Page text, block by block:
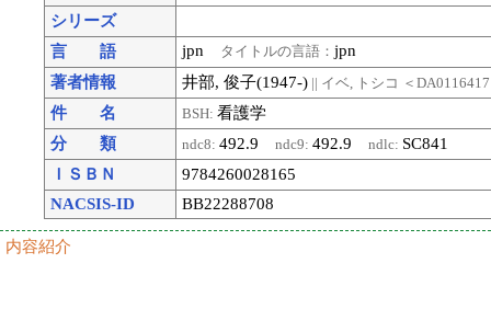
シリーズ
言 語
jpn タイトルの言語：jpn
著者情報
井部, 俊子(1947-) || イベ, トシコ ＜
件 名 BSH:看護学
分 類
ndc8:492.9ndc9:492.9ndlc: SC841
ＩＳＢＮ
9784260028165
NACSIS-ID
BB22288708
内容紹介